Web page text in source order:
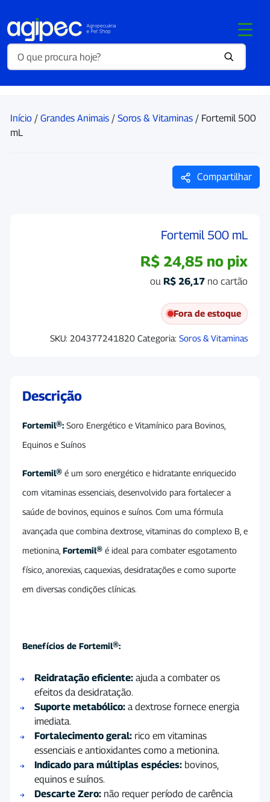
Início / Grandes Animais / Soros & Vitaminas / Fortemil 500
mL
Compartilhar
Fortemil 500 mL
R$ 24,85 no pix
ou R$ 26,17 no cartão
Fora de estoque
SKU: 204377241820 Categoria: Soros & Vitaminas
Descrição
Fortemil®: Soro Energético e Vitamínico para Bovinos,
Equinos e Suínos
Fortemil® é um soro energético e hidratante enriquecido
com vitaminas essenciais, desenvolvido para fortalecer a
saúde de bovinos, equinos e suínos. Com uma fórmula
avançada que combina dextrose, vitaminas do complexo B, e
metionina, Fortemil® é ideal para combater esgotamento
físico, anorexias, caquexias, desidratações e como suporte
em diversas condições clínicas.
Benefícios de Fortemil®:
Reidratação eficiente: ajuda a combater os
efeitos da desidratação.
Suporte metabólico: a dextrose fornece energia
imediata.
Fortalecimento geral: rico em vitaminas
essenciais e antioxidantes como a metionina.
Indicado para múltiplas espécies: bovinos,
equinos e suínos.
Descarte Zero: não requer período de carência